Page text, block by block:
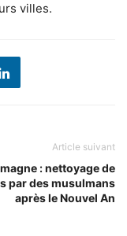
villes.
Article suivant
: nettoyage de
par des musulmans
après le Nouvel An